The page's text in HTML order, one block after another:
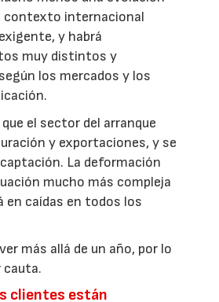
contexto internacional
y habrá
muy distintos y
los mercados y los
el sector del arranque
y exportaciones, y se
La deformación
mucho más compleja
en caídas en todos los
más allá de un año, por lo
cauta.
clientes están